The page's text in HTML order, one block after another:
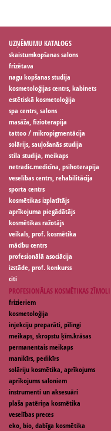
UZŅĒMUMU KATALOGS
skaistumkopšanas salons
frizētava
nagu kopšanas studija
kosmetoloģijas centrs, kabinets
estētiskā kosmetoloģija
spa centrs, salons
masāža, fizioterapija
tattoo / mikropigmentācija
solārijs, sauļošanās studija
stila studija, meikaps
netradic.medicīna, psihoterapija
veselības centrs, rehabilitācija
sporta centrs
kosmētikas izplatītājs
aprīkojuma piegādātājs
kosmētikas ražotājs
veikals, prof. kosmētika
mācību centrs
profesionālā asociācija
izstāde, prof. konkurss
citi
PROFESIONĀLAS KOSMĒTIKAS ZĪMOLI
frizieriem
kosmetoloģija
injekciju preparāti, pīlingi
meikaps, skropstu ķīm.krāsas
permanentais meikaps
manikīrs, pedikīrs
solāriju kosmētika, aprīkojums
aprīkojums saloniem
instrumenti un aksesuāri
plaša patēriņa kosmētika
veselības preces
eko, bio, dabīga kosmētika